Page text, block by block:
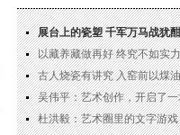
展台上的瓷塑 千军万马战犹酣
以藏养藏做再好 终究不如实
古人烧瓷有讲究 入窑前以煤
吴伟平：艺术创作，开启了
杜洪毅：艺术圈里的文字游